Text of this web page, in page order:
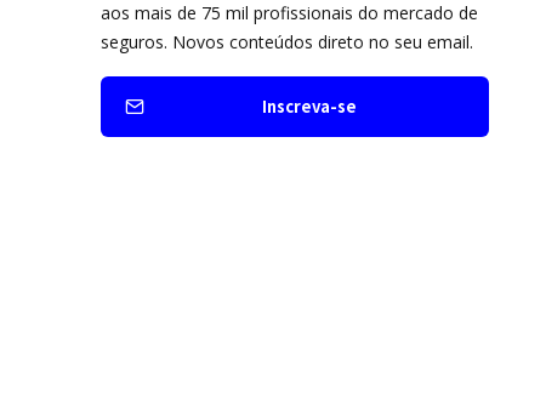
aos mais de 75 mil profissionais do mercado de
seguros. Novos conteúdos direto no seu email.
Inscreva-se